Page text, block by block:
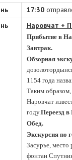
17:30
Наровчат +
Прибытие в
Завтрак.
Обзорная
1154 года
Таким
Наровчат
году.Переезд в
Обед.
Экскурсия по
Засурье,
фонтан